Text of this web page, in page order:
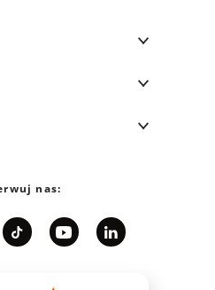
07
nas: